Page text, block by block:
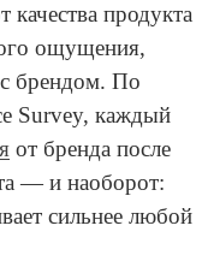
продукта
ощущения,
с брендом. По
Survey, каждый
от бренда после
— и наоборот:
сильнее любой